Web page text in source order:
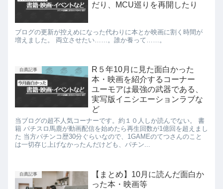
だり、MCU巡りを再開したり
ブログの更新が控えめになった代わりに本とか映画に割く時間が
増えました。 両立させたい……。誰か養って……。
自薦記事
R５年10月に見た面白かった
本・映画を紹介するコーナー
ユーモアは最強の武器である、
実写版イニシエーションラブな
ど
当ブログの超不人気コーナーです。約１０人しか読んでない。 書
籍 パチスロ馬鹿が動画配信を始めたら再生回数が1億回を超えまし
た 当方パチンコ歴30分ぐらいなので、1GAMEのてつさんのこと
は一切存じ上げなかったんだけども、パチン...
自薦記事
【まとめ】10月に読んだ面白か
った本・映画等